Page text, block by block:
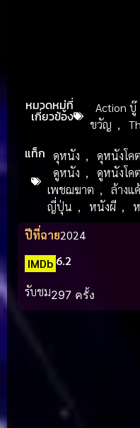
หมวดหมู่ที่
เกี่ยวข้อง
Action บู๊
ขวัญ ,
แท็ก ดุหนัง , ดุหนังโค
ดูหนัง , ดูหนังโค
เพชฌฆาต , ล้างแ
ญี่ปุ่น , หนังผี ,
ปีที่ฉาย2024
IMDb 6.2
รับชม297 ครั้ง